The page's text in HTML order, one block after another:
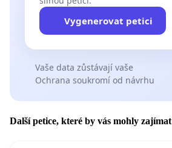
Vygenerovat petici
Vaše data zůstávají vaše
Ochrana soukromí od návrhu
Další petice, které by vás mohly zajímat